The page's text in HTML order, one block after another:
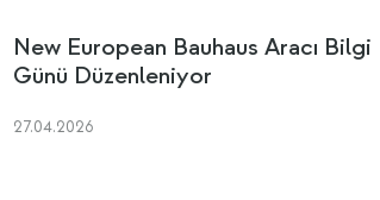
New European Bauhaus Aracı Bilgi
Günü Düzenleniyor
27.04.2026